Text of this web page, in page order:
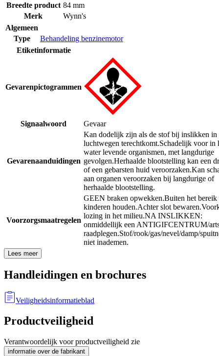
Breedte product 84 mm
Merk
Wynn's
Algemeen
Type
Behandeling benzinemotor
Etiketinformatie
Gevarenpictogrammen
Signaalwoord Gevaar
Gevarenaanduidingen
Kan dodelijk zijn als de stof bij inslikken in
luchtwegen terechtkomt.Schadelijk voor in
water levende organismen, met langdurige
gevolgen.Herhaalde blootstelling kan een
of een gebarsten huid veroorzaken.Kan
aan organen veroorzaken bij langdurige of
herhaalde blootstelling.
Voorzorgsmaatregelen
GEEN braken opwekken.Buiten het bereik
kinderen houden.Achter slot bewaren.
lozing in het milieu.NA INSLIKKEN:
onmiddellijk een ANTIGIFCENTRUM/
raadplegen.Stof/rook/gas/nevel/damp/
niet inademen.
Lees meer
Handleidingen en brochures
Veiligheidsinformatieblad
Productveiligheid
Verantwoordelijk voor productveiligheid zie
informatie over de fabrikant